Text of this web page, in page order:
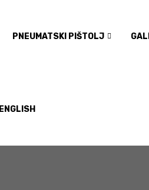
PNEUMATSKI PIŠTOLJ
ENGLISH